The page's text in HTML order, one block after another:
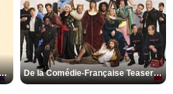
Bande-annonce VF De la Comédie-Française Teaser VF